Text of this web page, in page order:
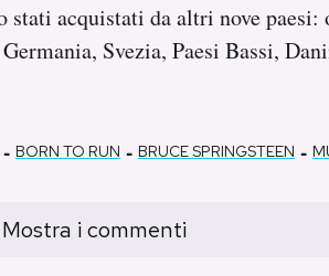
acquistati da altri nove
Svezia, Paesi Bassi,
- BORN TO RUN - BRUCE SPRINGSTEEN -
Mostra i commenti